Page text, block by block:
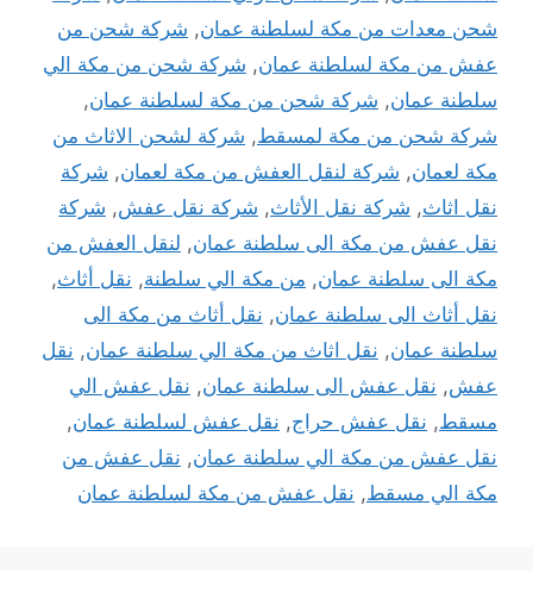
شحن معدات من مكة لسلطنة عمان, شركة شحن من
عفش من مكة لسلطنة عمان, شركة شحن من مكة الي
سلطنة عمان, شركة شحن من مكة لسلطنة عمان,
شركة شحن من مكة لمسقط, شركة لشحن الاثاث من
مكة لعمان, شركة لنقل العفش من مكة لعمان, شركة
نقل اثاث, شركة نقل الأثاث, شركة نقل عفش, شركة
نقل عفش من مكة الى سلطنة عمان, لنقل العفش من
مكة الى سلطنة عمان, من مكة الي سلطنة, نقل أثاث,
نقل أثاث الى سلطنة عمان, نقل أثاث من مكة الى
سلطنة عمان, نقل اثاث من مكة الي سلطنة عمان, نقل
عفش, نقل عفش الى سلطنة عمان, نقل عفش الي
مسقط, نقل عفش حراج, نقل عفش لسلطنة عمان,
نقل عفش من مكة الي سلطنة عمان, نقل عفش من
مكة الي مسقط, نقل عفش من مكة لسلطنة عمان